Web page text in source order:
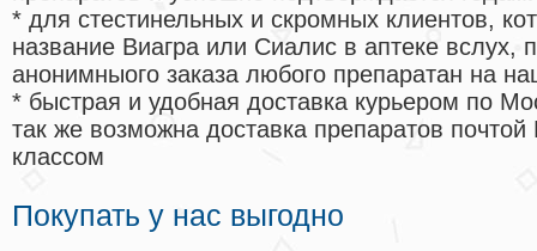
* для стестинельных и скромных клиентов,
название Виагра или Сиалис в аптеке вслух,
анонимныого заказа любого препаратан на
* быстрая и удобная доставка курьером по
так же возможна доставка препаратов
классом
Покупать у нас выгодно